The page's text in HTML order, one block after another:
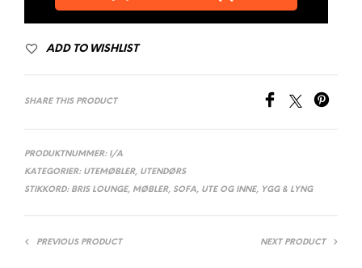
ADD TO WISHLIST
SHARE THIS PRODUCT
PRODUKTNUMMER: I/A
KATEGORIER: UTEMØBLER, UTENDØRS
STIKKORD: BRIS LOUNGE, MØBLER, SOFA, UTE OG INNE, YGG & LYNG
PREVIOUS PRODUCT NEXT PRODUCT